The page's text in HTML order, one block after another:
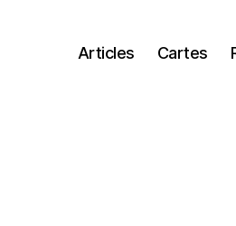
Articles Cartes